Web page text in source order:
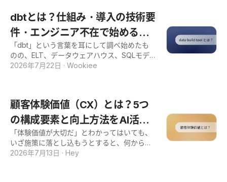
的に難しくなっています。そこで解決策とし
て注目されているのが、電話の自動応答で
す。 ただ、ひとくちに自動応答といっても仕
組みや種類はさまざまで、「自社に何が合う
のか」「そもそも導入すべきか」を判断する
のは簡単ではありません。 本記事では、電話
リット、向いているケース、実装方法の選び
方までを実務目線で整理します。 電話業務の
効率化・自動化を検討されている方は、ぜひ
本記事の内容をお役立てください。 電話の自
動応答とは？基本の仕組み 電話の自動応答と
は、かかってきた電話に対して、人ではなく
dbtとは？仕組み・導入の技術要
件・エンジニア不在で始める方
法まで
「dbt」という言葉を耳にして調べ始めたも
のの、ELT、データウェアハウス、SQLモデ
リングといった専門用語の壁にぶつかってい
かなか答えが見つかりません。 dbt（data bu
ild tool）とは、データ分析の土台を整える強
力なツールです。一方で、その導入には一定
の技術要件と人材が求められることも事実で
す。 本記事では、dbtの基本概念から、導入
に必要な技術スタック・人材、つまずきやす
2026年7月22日 · Wookiee
顧客体験価値（CX）とは？5つ
の構成要素と向上方法をAI活用
まで解説
「体験価値が大切だ」とわかってはいても、
いざ施策に落とし込もうとすると、何から手
をつければよいか迷っていませんか。顧客満
2026年7月13日 · Hey